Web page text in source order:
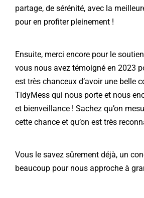
partage, de sérénité, avec la
pour en profiter pleinement !
Ensuite, merci encore pour le
vous nous avez témoigné en 2023
est très chanceux d’avoir une belle
TidyMess qui nous porte et nous
et bienveillance ! Sachez qu’on
cette chance et qu’on est très
Vous le savez sûrement déjà, un
beaucoup pour nous approche à